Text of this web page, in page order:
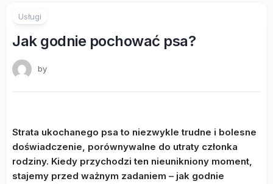
Usługi
Jak godnie pochować psa?
by
Strata ukochanego psa to niezwykle trudne i bolesne
doświadczenie, porównywalne do utraty członka
rodziny. Kiedy przychodzi ten nieunikniony moment,
stajemy przed ważnym zadaniem – jak godnie